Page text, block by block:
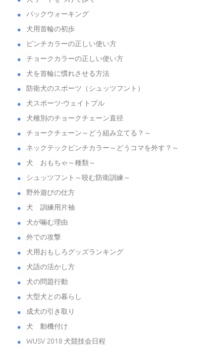
パックウォーキング
犬用首輪の初歩
ピンチカラーの正しい使い方
チョークカラーの正しい使い方
犬を首輪に慣れさせる方法
防衛犬のスポーツ（シュッツフント）
犬スポーツ-ウェイトプル
犬種別のチョークチェーン直径
チョークチェーン～どう組み立てる？～
ネックテックピンチカラー～どうコマを外す？～
犬 おもちゃ～種類～
シュッツフント～咬む防衛訓練～
野外遊びの仕方
犬 訓練用片袖
犬が噛む理由
外での攻撃
犬用おもしろグッズランキング
犬語の活かし方
犬の問題行動
大型犬との暮らし
成犬の引き取り
犬 動機付け
WUSV 2018 犬競技会日程